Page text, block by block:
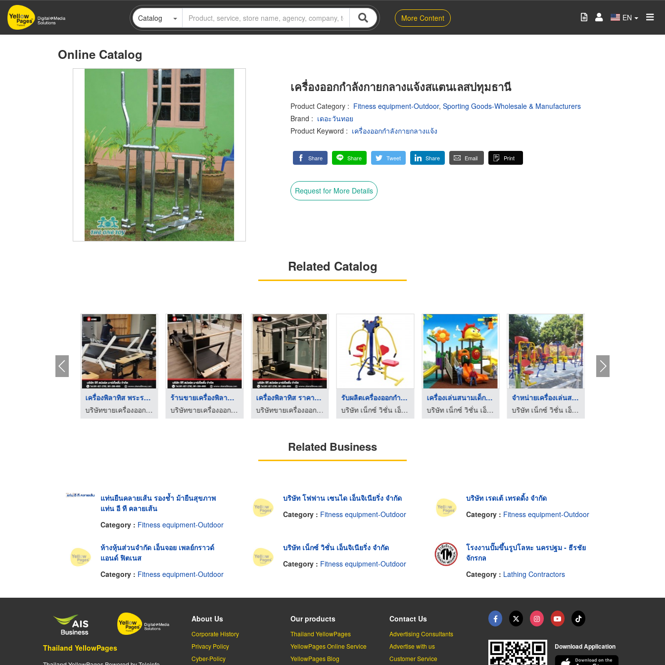
Skip
main
Catalog More Content EN
Online Catalog
เครื่องออกกำลังกายกลางแจ้งสแตนเลสปทุมธานี
Product Category : Fitness equipment-Outdoor, Sporting Goods-Wholesale & Manufacturers
Brand : เดอะวันทอย
Product Keyword : เครื่องออกกำลังกายกลางแจ้ง
Share Share Tweet Share Email Print
Request for More Details
Related Catalog
เครื่องพิลาทิส พระรา ...
บริษัทขายเครื่องออกกำลังกาย Brand Atoms Pilates
ร้านขายเครื่องพิลาทิ ...
บริษัทขายเครื่องออกกำลังกาย Brand Atoms Pilates
เครื่องพิลาทิส ราคาถ ...
บริษัทขายเครื่องออกกำลังกาย Brand Atoms Pilates
รับผลิตเครื่องออกกำล ...
บริษัท เน็กซ์ วิชั่น เอ็นจิเนียริ่ง จำกัด
เครื่องเล่นสนามเด็กเ ...
บริษัท เน็กซ์ วิชั่น เอ็นจิเนียริ่ง จำกัด
จำหน่ายเครื่องเล่นสน ...
บริษัท เน็กซ์ วิชั่น เอ็นจิเนียริ่ง จำกัด
ติดตั้งเครื่องออกกำล ...
Related Business
แท่นยืนคลายเส้น รองช้ำ ม้ายืนสุขภาพ
แท่น อี ที คลายเส้น
Category : Fitness equipment-Outdoor
บริษัท โฟฟาน เซนได เอ็นจิเนียริ่ง จำกัด
Category : Fitness equipment-Outdoor
บริษัท เรดเต้ เทรดดิ้ง จำกัด
Category : Fitness equipment-Outdoor
ห้างหุ้นส่วนจำกัด เอ็นจอย เพลย์กราวด์
แอนด์ ฟิตเนส
Category : Fitness equipment-Outdoor
บริษัท เน็กซ์ วิชั่น เอ็นจิเนียริ่ง จำกัด
Category : Fitness equipment-Outdoor
โรงงานปั๊มขึ้นรูปโลหะ นครปฐม - ธีรชัย
จักรกล
Category : Lathing Contractors
Thailand YellowPages
About Us
Corporate History
Privacy Policy
Cyber-Policy
Our products
Thailand YellowPages
YellowPages Online Service
YellowPages Blog
Contact Us
Advertising Consultants
Advertise with us
Customer Service
Download Application